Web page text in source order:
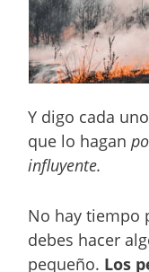
Y digo cada
que lo hagan
influyente.
No hay tiempo
debes hacer
pequeño. Los